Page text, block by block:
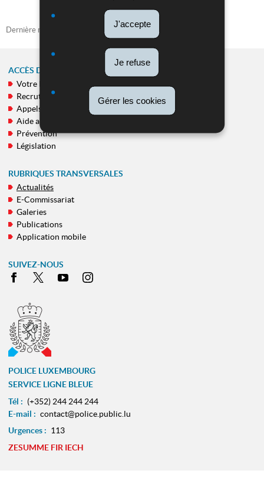
J'accepte
Je refuse
Gérer les cookies
Dernière mise à jour 08/07/2026
MENU
DE
NAVIGATION
ACCÈS DIRECT
Votre Police
Recrutement
Appels publics
Aide aux victimes
Prévention
Législation
RUBRIQUES TRANSVERSALES
Actualités
E-Commissariat
Galeries
Publications
Application mobile
SUIVEZ-NOUS
Facebook
X Youtube
POLICE LUXEMBOURG
SERVICE LIGNE BLEUE
Tél : (+352) 244 244 244
E-mail : contact@police.public.lu
Urgences : 113
ZESUMME FIR IECH